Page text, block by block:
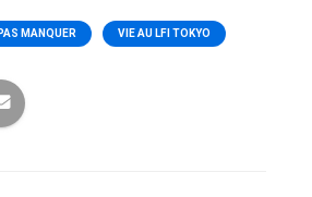
MANQUER VIE AU LFI TOKYO